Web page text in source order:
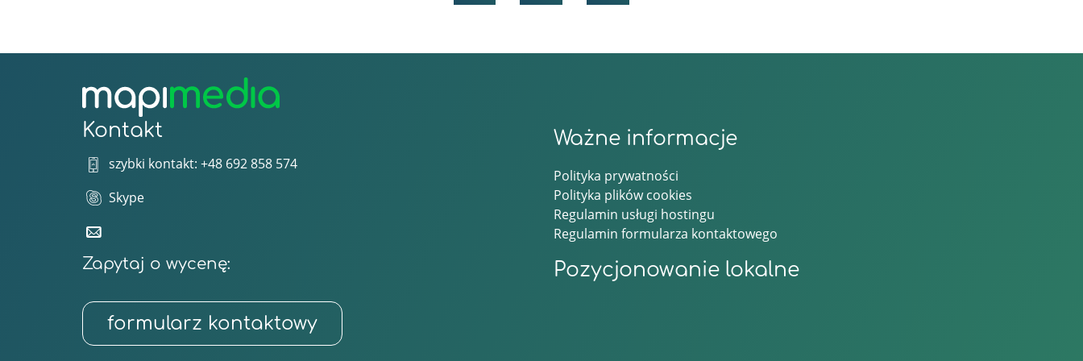
Kontakt
szybki kontakt: +48 692 858 574
Skype
Zapytaj o wycenę:
formularz kontaktowy
Ważne informacje
Polityka prywatności
Polityka plików cookies
Regulamin usługi hostingu
Regulamin formularza kontaktowego
Pozycjonowanie lokalne